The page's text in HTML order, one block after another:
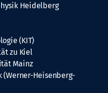
Heidelberg
(KIT)
zu Kiel
Mainz
(Werner-Heisenberg-